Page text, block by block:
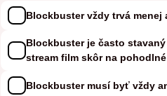
Blockbuster vždy trvá menej
Blockbuster je často
stream film skôr na
Blockbuster musí byť vždy